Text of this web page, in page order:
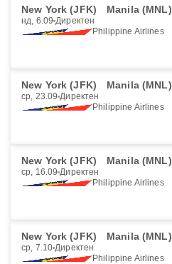
New York (JFK) Manila (MNL)
нд, 6.09 Директен
Philippine Airlines
New York (JFK) Manila (MNL)
ср, 23.09 Директен
Philippine Airlines
New York (JFK) Manila (MNL)
ср, 16.09 Директен
Philippine Airlines
New York (JFK) Manila (MNL)
ср, 7.10 Директен
Philippine Airlines